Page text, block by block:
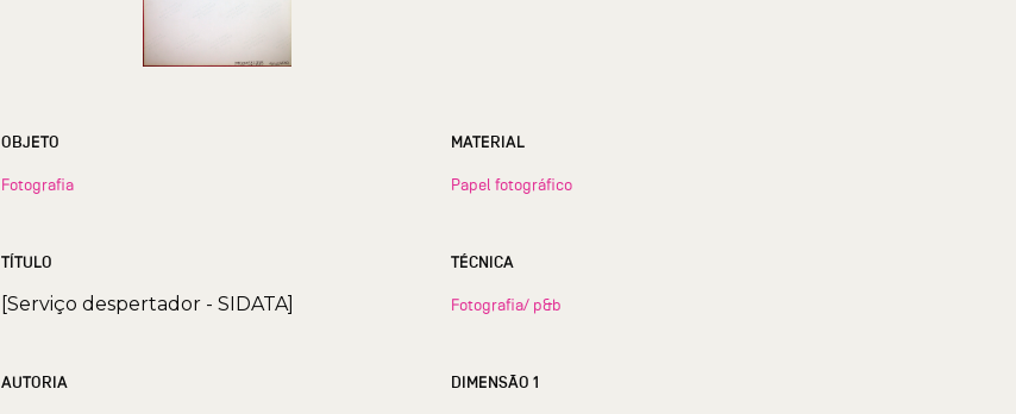
OBJETO
Fotografia
TÍTULO
[Serviço despertador - SIDATA]
AUTORIA
MATERIAL
Papel fotográfico
TÉCNICA
Fotografia/ p&b
DIMENSÃO 1